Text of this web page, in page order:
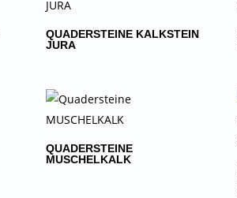
QUADERSTEINE KALKSTEIN
JURA
QUADERSTEINE
MUSCHELKALK